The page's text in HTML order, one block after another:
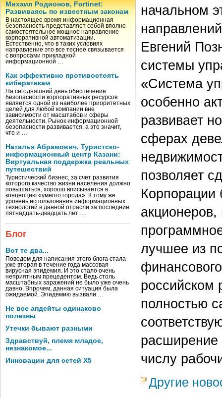
Михаил Родионов, Fortinet:
Развиваясь по известным законам
В настоящее время информационная
безопасность представляет собой вполне
самостоятельное мощное направление
корпоративной автоматизации.
Естественно, что в таких условиях
направление это все теснее связывается
с вопросами прикладной
информационной …
Как эффективно противостоять
кибератакам
На сегодняшний день обеспечение
безопасности корпоративных ресурсов
является одной из наиболее приоритетных
целей для любой компании вне
зависимости от масштабов и сферы
деятельности. Рынок информационной
безопасности развивается, а это значит,
что и …
Наталья Абрамович, Туристско-
информационный центр Казани:
Виртуальная поддержка реальных
путешествий
Туристический бизнес, за счет развития
которого качество жизни населения должно
повышаться, хорошо вписывается в
концепцию «умного города». К тому же
уровень использования информационных
технологий в данной отрасли за последние
пятнадцать-двадцать лет …
Блог
Вот те два...
Поводом для написания этого блога стала
уже вторая в течение года массовая
вирусная эпидемия. И это стало очень
неприятным прецедентом. Ведь столь
масштабных заражений не было уже очень
давно. Впрочем, данная ситуация была
ожидаемой. Эпидемию вызвали …
Не все апдейты одинаково
полезны
Утечки бывают разными
Здравствуй, племя младое,
незнакомое...
Инновации для сетей X5
начальном
Евгений
системы
«Система
особенно
развивает
сферах
позволяет
Корпорации
лучшее из
российском
полностью
расширение
числу
Другие